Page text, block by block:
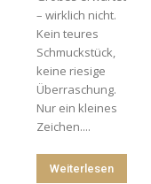
– wirklich nicht.
Kein teures
Schmuckstück,
keine riesige
Überraschung.
Nur ein kleines
Zeichen....
Weiterlesen